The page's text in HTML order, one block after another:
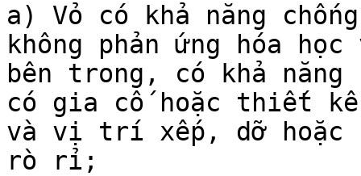
a) Vỏ có khả năng
không phản ứng hóa
bên trong, có khả năng
có gia cố hoặc thiết
và vị trí xếp, dỡ hoặc
rò rỉ;